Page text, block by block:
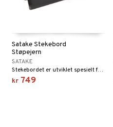
Satake Stekebord
Støpejern
SATAKE
Stekebordet er utviklet spesielt for innendørs bruk og fungerer perfekt for induksjon, keramisk topp, elektriske og gasskomfyrer, og kan også brukes som bakestål i ovnen. Ideelt for en rekke forskjellige retter, fra smashburgere og entrecôte til schnitzel og asiatisk matlaging som yakiniku, yakitori og wokede nudler.
kr 749